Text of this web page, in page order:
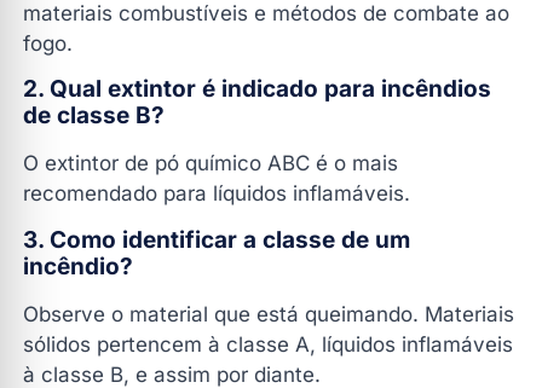
materiais combustíveis e métodos de combate ao
fogo.
2. Qual extintor é indicado para incêndios
de classe B?
O extintor de pó químico ABC é o mais
recomendado para líquidos inflamáveis.
3. Como identificar a classe de um
incêndio?
Observe o material que está queimando. Materiais
sólidos pertencem à classe A, líquidos inflamáveis
à classe B, e assim por diante.